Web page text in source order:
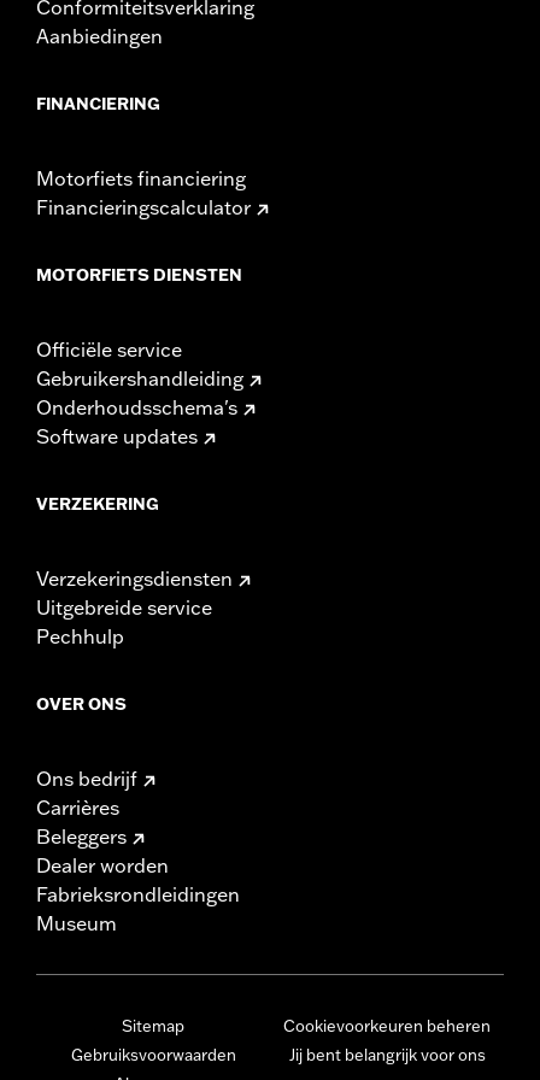
Conformiteitsverklaring
Aanbiedingen
FINANCIERING
Motorfiets financiering
Financieringscalculator
MOTORFIETS DIENSTEN
Officiële service
Gebruikershandleiding
Onderhoudsschema's
Software updates
VERZEKERING
Verzekeringsdiensten
Uitgebreide service
Pechhulp
OVER ONS
Ons bedrijf
Carrières
Beleggers
Dealer worden
Fabrieksrondleidingen
Museum
Sitemap
Gebruiksvoorwaarden
Cookievoorkeuren beheren
Jij bent belangrijk voor ons